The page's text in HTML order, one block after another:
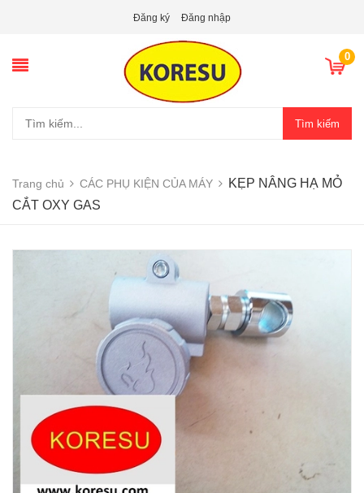
Đăng ký Đăng nhập
0
Tìm kiếm
Trang chủ CÁC PHỤ KIỆN CỦA MÁY
KẸP NÂNG HẠ MỎ
CẮT OXY GAS